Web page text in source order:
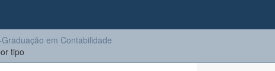
em Contabilidade
tipo